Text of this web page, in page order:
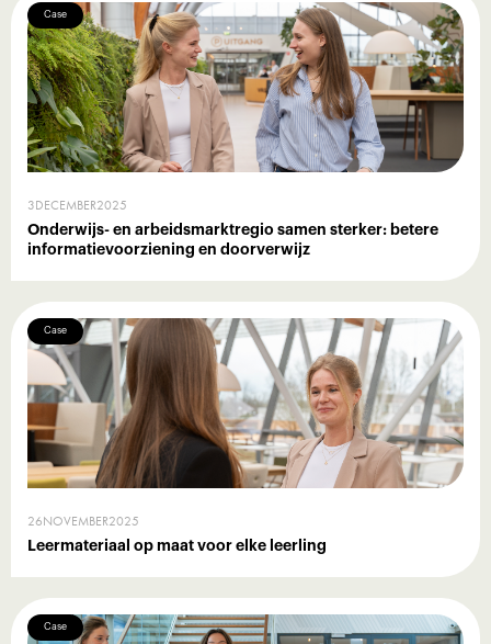
Case
3DECEMBER2025
Onderwijs- en arbeidsmarktregio samen sterker: betere
informatievoorziening en doorverwijz
Case
26NOVEMBER2025
Leermateriaal op maat voor elke leerling
Case